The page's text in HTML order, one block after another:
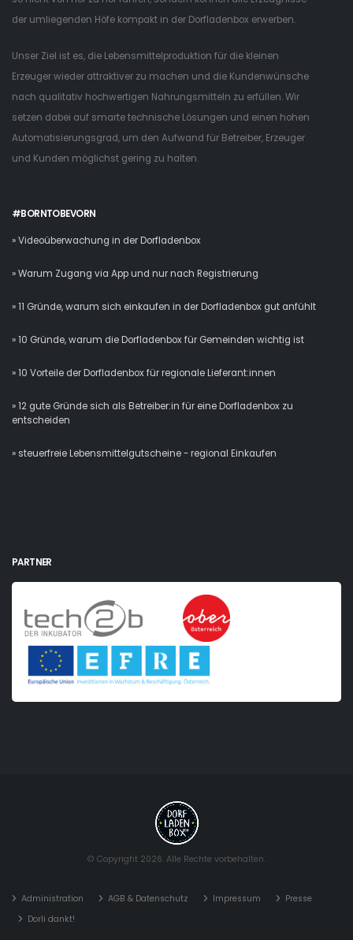
der umliegenden Höfe kompakt in der Dorfladenbox erwerben.
Unser Ziel ist es, die Lebensmittelproduktion für die kleinen
Erzeuger wieder attraktiver zu machen und die Kundenwünsche
nach qualitativ hochwertigen Nahrungsmitteln zu erfüllen. Wir
setzen dabei auf smarte technische Lösungen und einen hohen
Automatisierungsgrad, um den Aufwand für Betreiber, Erzeuger
und Kunden möglichst gering zu halten.
#BORNTOBEVORN
» Videoüberwachung in der Dorfladenbox
» Warum Zugang via App und nur nach Registrierung
» 11 Gründe, warum sich einkaufen in der Dorfladenbox gut anfühlt
» 10 Gründe, warum die Dorfladenbox für Gemeinden wichtig ist
» 10 Vorteile der Dorfladenbox für regionale Lieferant:innen
» 12 gute Gründe sich als Betreiber:in für eine Dorfladenbox zu
entscheiden
» steuerfreie Lebensmittelgutscheine - regional Einkaufen
PARTNER
© Copyright 2026. Alle Rechte vorbehalten.
Administration AGB & Datenschutz Impressum
Presse
Dorli dankt!